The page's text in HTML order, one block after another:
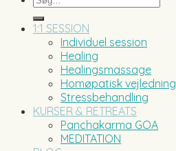
efter:
1:1 SESSION
Individuel session
Healing
Healingsmassage
Homøpatisk vejledning
Stressbehandling
KURSER & RETREATS
Panchakarma GOA
MEDITATION